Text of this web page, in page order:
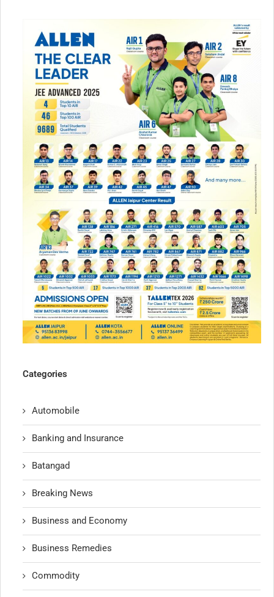
Categories
Automobile
Banking and Insurance
Batangad
Breaking News
Business and Economy
Business Remedies
Commodity